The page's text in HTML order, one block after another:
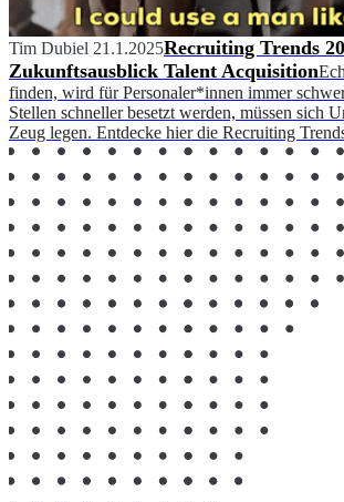
Tim Dubiel 21.1.2025Recruiting Trends
Zukunftsausblick Talent Acquisition
finden, wird für Personaler*innen immer
Stellen schneller besetzt werden, müssen sich
Zeug legen. Entdecke hier die Recruiting